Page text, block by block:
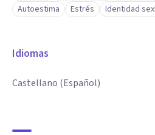
Autoestima
Estrés Identidad
Idiomas
Castellano (Español)